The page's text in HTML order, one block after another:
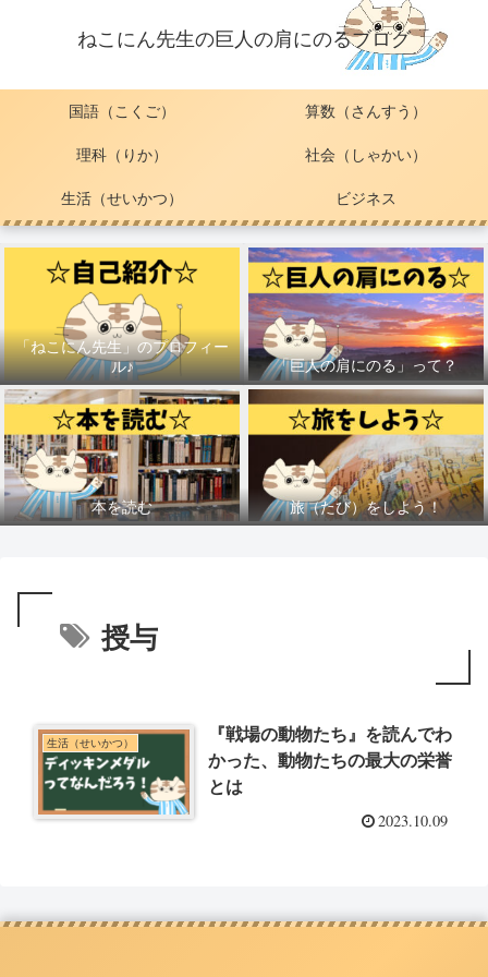
ねこにん先生の巨人の肩にのるブログ
国語（こくご） 算数（さんすう）
理科（りか） 社会（しゃかい）
生活（せいかつ） ビジネス
「ねこにん先生」のプロフィー
ル♪
「巨人の肩にのる」って？
本を読む 旅（たび）をしよう！
授与
生活（せいかつ）
『戦場の動物たち』を読んでわ
かった、動物たちの最大の栄誉
とは
2023.10.09